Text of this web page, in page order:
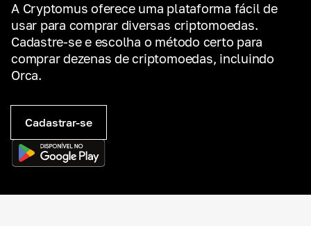
A Cryptomus oferece uma plataforma fácil de
usar para comprar diversas criptomoedas.
Cadastre-se e escolha o método certo para
comprar dezenas de criptomoedas, incluindo
Orca.
Cadastrar-se